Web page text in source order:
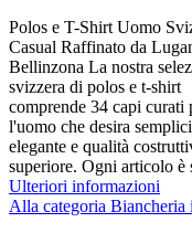
Polos e T-Shirt Uomo
Casual Raffinato da
Bellinzona La nostra
svizzera di polos e t-shirt
comprende 34 capi curati
l'uomo che desira
elegante e qualità
superiore. Ogni articolo è
Ulteriori informazioni
Alla categoria Biancheria